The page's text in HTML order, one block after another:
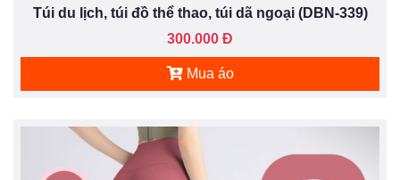
Túi du lịch, túi đồ thể thao, túi dã ngoại (DBN-339)
300.000 Đ
Mua áo